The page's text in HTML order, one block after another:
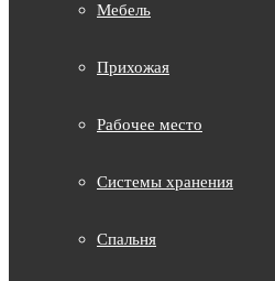
Мебель
Прихожая
Рабочее место
Системы хранения
Спальня